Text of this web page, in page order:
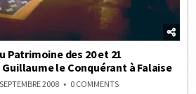
Patrimoine des 20 et 21
le Conquérant à Falaise
2008 0 COMMENTSON